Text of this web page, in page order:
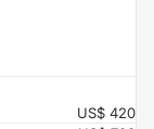
US$ 420